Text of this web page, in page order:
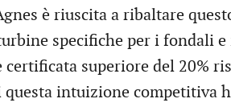
è riuscita a ribaltare
specifiche per i fondali
superiore del 20%
questa intuizione competitiva